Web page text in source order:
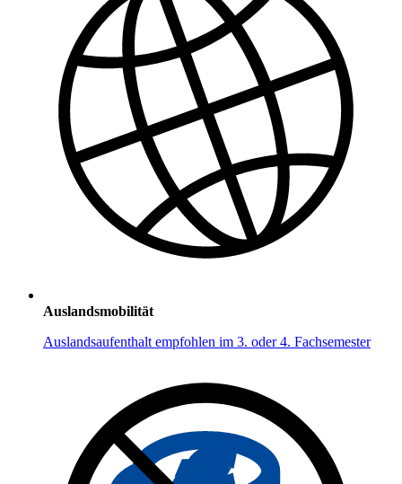
Auslandsmobilität
Auslandsaufenthalt empfohlen im 3. oder 4. Fachsemester